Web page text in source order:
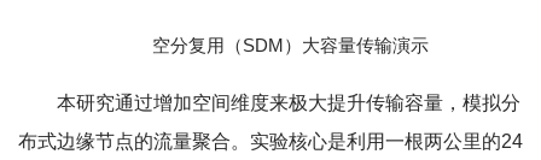
空分复用（SDM）大容量传输演示
本研究通过增加空间维度来极大提升传输容量，模拟分
布式边缘节点的流量聚合。实验核心是利用一根两公里的24